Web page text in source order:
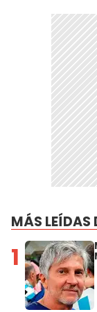
MÁS LEÍDAS
1